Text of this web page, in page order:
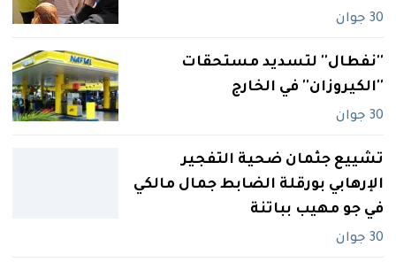
30 جوان
‮''‬نفطال‮'' ‬لتسديد مستحقات‮
''‬الكيروزان‮'' ‬في‮ ‬الخارج
30 جوان
تشييع جثمان ضحية التفجير
الإرهابي بورقلة الضابط جمال مالكي
في جو مهيب بباتنة
30 جوان